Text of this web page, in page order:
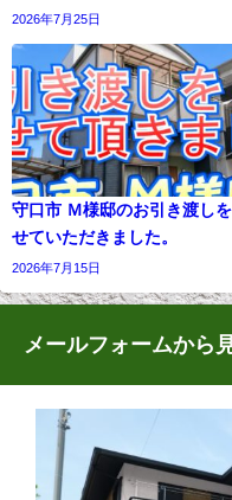
2026年7月25日
守口市 Ｍ様邸のお引き渡し
せていただきました。
2026年7月15日
メールフォームから